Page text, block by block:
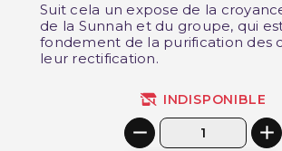
Suit cela un expose de la
de la Sunnah et du groupe, qui
fondement de la purification des
leur rectification.
INDISPONIBLE